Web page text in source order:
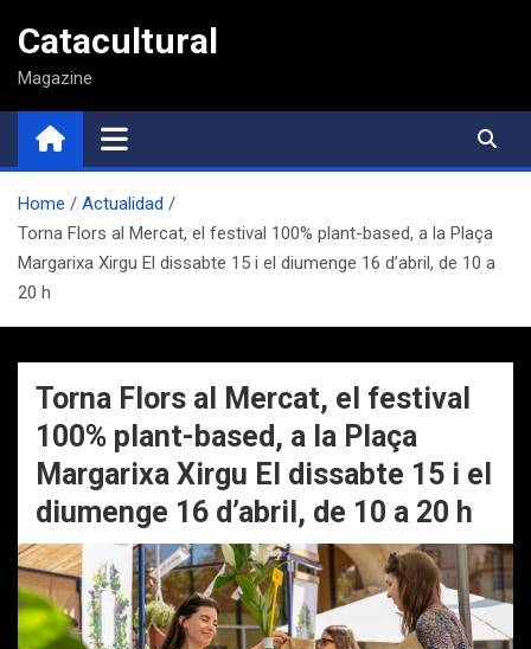
contenido
Catacultural
Magazine
Home
Actualidad
Torna Flors al Mercat, el festival 100% plant-based, a la Plaça
Margarixa Xirgu El dissabte 15 i el diumenge 16 d’abril, de 10 a
20 h
Torna Flors al Mercat, el festival
100% plant-based, a la Plaça
Margarixa Xirgu El dissabte 15 i el
diumenge 16 d’abril, de 10 a 20 h